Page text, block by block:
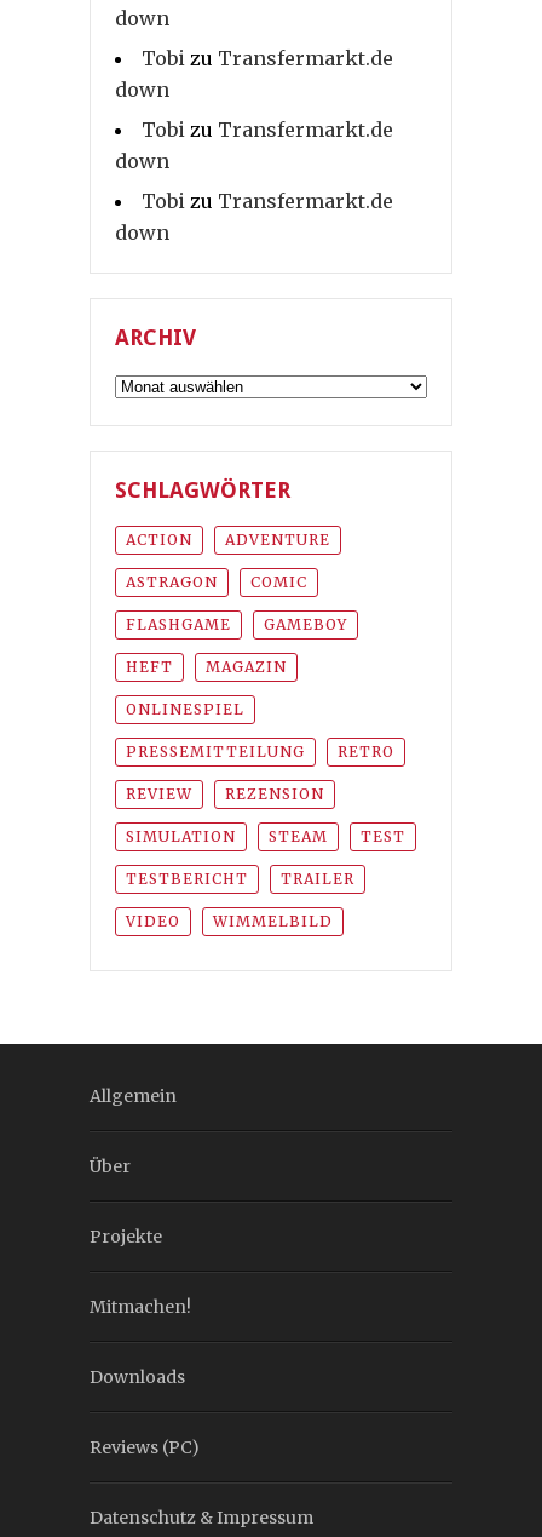
down
Tobi zu Transfermarkt.de
down
Tobi zu Transfermarkt.de
down
Tobi zu Transfermarkt.de
down
ARCHIV
Archiv
SCHLAGWÖRTER
ACTION ADVENTURE
ASTRAGON COMIC
FLASHGAME GAMEBOY
HEFT MAGAZIN
ONLINESPIEL
PRESSEMITTEILUNG RETRO
REVIEW REZENSION
SIMULATION STEAM TEST
TESTBERICHT TRAILER
VIDEO WIMMELBILD
Allgemein
Über
Projekte
Mitmachen!
Downloads
Reviews (PC)
Datenschutz & Impressum